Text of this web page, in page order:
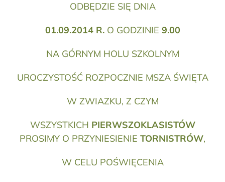
ODBĘDZIE SIĘ DNIA
01.09.2014 R.O GODZINIE 9.00
NA GÓRNYM HOLU SZKOLNYM
UROCZYSTOŚĆ ROZPOCZNIE MSZA ŚWIĘTA
W ZWIAZKU, Z CZYM
WSZYSTKICH PIERWSZOKLASISTÓW
PROSIMY O PRZYNIESIENIE TORNISTRÓW,
W CELU POŚWIĘCENIA